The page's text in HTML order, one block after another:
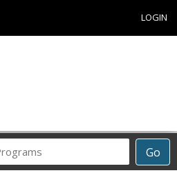
LOGIN
Go
Career